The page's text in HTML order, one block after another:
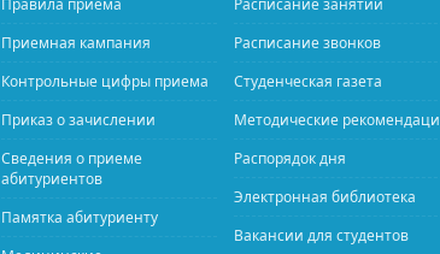
Правила приёма
Приемная кампания
Контрольные цифры приема
Приказ о зачислении
Сведения о приеме
абитуриентов
Памятка абитуриенту
Расписание занятий
Расписание звонков
Студенческая газета
Методические
Распорядок дня
Электронная библиотека
Вакансии для студентов